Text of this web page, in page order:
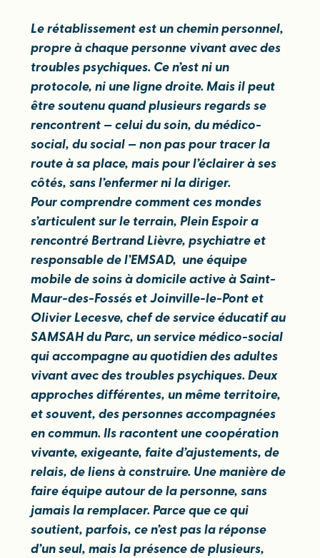
Le rétablissement est un chemin personnel,
propre à chaque personne vivant avec des
troubles psychiques. Ce n’est ni un
protocole, ni une ligne droite. Mais il peut
être soutenu quand plusieurs regards se
rencontrent — celui du soin, du médico-
social, du social — non pas pour tracer la
route à sa place, mais pour l’éclairer à ses
côtés, sans l’enfermer ni la diriger.
Pour comprendre comment ces mondes
s’articulent sur le terrain, Plein Espoir a
rencontré Bertrand Lièvre, psychiatre et
responsable de l’EMSAD, une équipe
mobile de soins à domicile active à Saint-
Maur-des-Fossés et Joinville-le-Pont et
Olivier Lecesve, chef de service éducatif au
SAMSAH du Parc, un service médico-social
qui accompagne au quotidien des adultes
vivant avec des troubles psychiques. Deux
approches différentes, un même territoire,
et souvent, des personnes accompagnées
en commun. Ils racontent une coopération
vivante, exigeante, faite d’ajustements, de
relais, de liens à construire. Une manière de
faire équipe autour de la personne, sans
jamais la remplacer. Parce que ce qui
soutient, parfois, ce n’est pas la réponse
d’un seul, mais la présence de plusieurs,